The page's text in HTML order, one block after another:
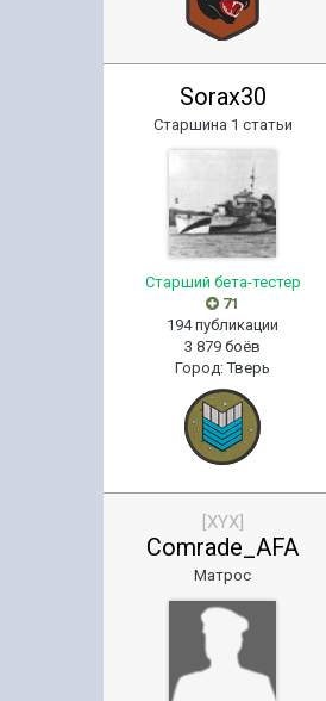
Sorax30
Старшина 1 статьи
Старший бета-тестер
71
194 публикации
3 879 боёв
Город:Тверь
[XYX]
Comrade_AFA
Матрос